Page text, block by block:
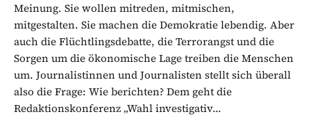
Meinung. Sie wollen mitreden, mitmischen,
mitgestalten. Sie machen die Demokratie lebendig. Aber
auch die Flüchtlingsdebatte, die Terrorangst und die
Sorgen um die ökonomische Lage treiben die Menschen
um. Journalistinnen und Journalisten stellt sich überall
also die Frage: Wie berichten? Dem geht die
Redaktionskonferenz „Wahl investigativ...